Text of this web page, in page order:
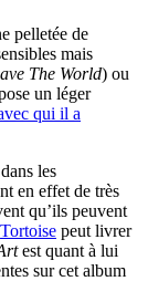
pelletée de
mais
The World) ou
un léger
qui il a
les
en effet de très
qu’ils peuvent
Tortoise peut livrer
est quant à lui
sur cet album